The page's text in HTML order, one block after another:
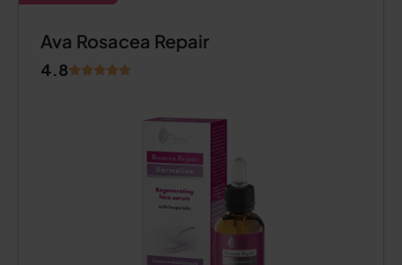
Ava Rosacea Repair
4.8